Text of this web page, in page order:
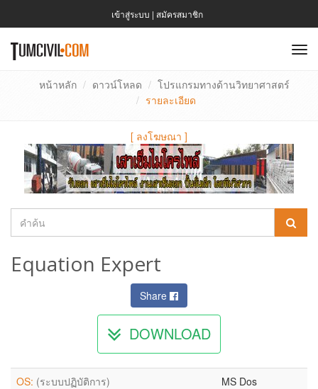
เข้าสู่ระบบ | สมัครสมาชิก
หน้าหลัก ดาวน์โหลด
โปรแกรมทางด้านวิทยาศาสตร์
รายละเอียด
[ ลงโฆษณา ]
Equation Expert
Share
DOWNLOAD
OS: (ระบบปฏิบัติการ)
MS Dos